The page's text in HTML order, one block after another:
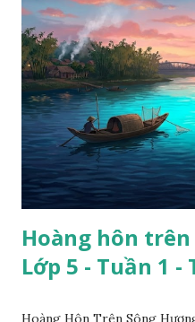
Hoàng hôn
Lớp 5 - Tuần 1 -
Hoàng Hôn Trên Sông